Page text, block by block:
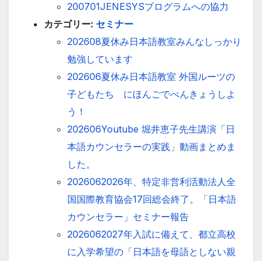
200701JENESYSプログラムへの協力
カテゴリー: セミナー
202608夏休み日本語教室みんなしっかり
勉強しています
202606夏休み日本語教室 外国ルーツの
子どもたち にほんごでべんきょうしよ
う！
202606Youtube 堀井恵子先生講演「日
本語カウンセラーの実践」動画まとめま
した。
2026062026年、特定非営利活動法人全
国国際教育協会17回総会終了。「日本語
カウンセラー」セミナー報告
2026062027年入試に備えて、都立高校
に入学希望の「日本語を母語としない親